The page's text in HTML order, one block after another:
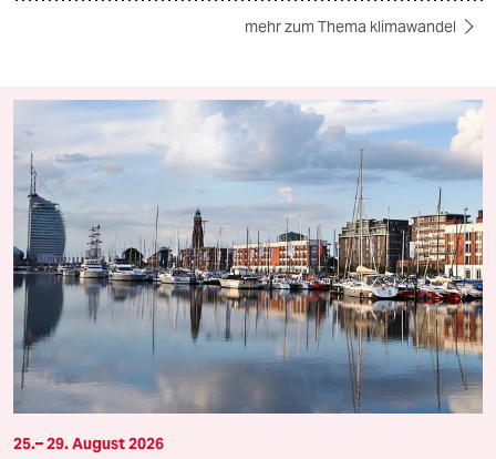
mehr zum Thema klimawandel
25.– 29. August 2026